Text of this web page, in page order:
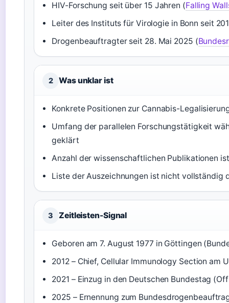
HIV-Forschung seit über 15 Jahren (Falling
Leiter des Instituts für Virologie in Bonn seit
Drogenbeauftragter seit 28. Mai 2025 (
2 Was unklar ist
Konkrete Positionen zur Cannabis-
Umfang der parallelen Forschungstätigkeit
geklärt
Anzahl der wissenschaftlichen Publikationen
Liste der Auszeichnungen ist nicht vollständig
3 Zeitleisten-Signal
Geboren am 7. August 1977 in Göttingen
2012 – Chief, Cellular Immunology Section am
2021 – Einzug in den Deutschen Bundestag
2025 – Ernennung zum